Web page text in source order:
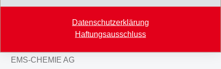
Datenschutzerklärung
Haftungsausschluss
Unternehmensbereich
EMS-GRIVORY Europe
EMS-CHEMIE AG